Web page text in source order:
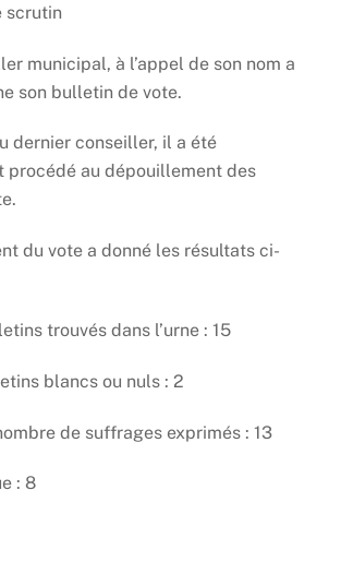
scrutin
municipal, à l’appel de son nom a
son bulletin de vote.
dernier conseiller, il a été
procédé au dépouillement des
du vote a donné les résultats ci-
trouvés dans l’urne : 15
blancs ou nuls : 2
de suffrages exprimés : 13
: 8